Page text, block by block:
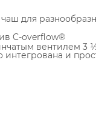
для
C-overflow®
и
вентилем 3